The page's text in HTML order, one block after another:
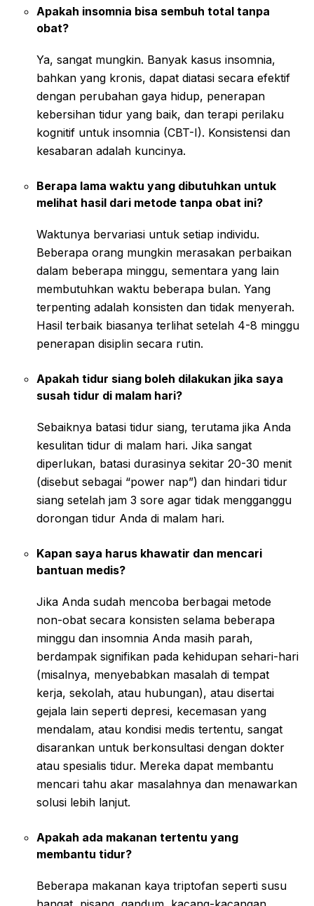
Apakah insomnia bisa sembuh total tanpa
obat?
Ya, sangat mungkin. Banyak kasus insomnia,
bahkan yang kronis, dapat diatasi secara efektif
dengan perubahan gaya hidup, penerapan
kebersihan tidur yang baik, dan terapi perilaku
kognitif untuk insomnia (CBT-I). Konsistensi dan
kesabaran adalah kuncinya.
Berapa lama waktu yang dibutuhkan untuk
melihat hasil dari metode tanpa obat ini?
Waktunya bervariasi untuk setiap individu.
Beberapa orang mungkin merasakan perbaikan
dalam beberapa minggu, sementara yang lain
membutuhkan waktu beberapa bulan. Yang
terpenting adalah konsisten dan tidak menyerah.
Hasil terbaik biasanya terlihat setelah 4-8 minggu
penerapan disiplin secara rutin.
Apakah tidur siang boleh dilakukan jika saya
susah tidur di malam hari?
Sebaiknya batasi tidur siang, terutama jika Anda
kesulitan tidur di malam hari. Jika sangat
diperlukan, batasi durasinya sekitar 20-30 menit
(disebut sebagai “power nap”) dan hindari tidur
siang setelah jam 3 sore agar tidak mengganggu
dorongan tidur Anda di malam hari.
Kapan saya harus khawatir dan mencari
bantuan medis?
Jika Anda sudah mencoba berbagai metode
non-obat secara konsisten selama beberapa
minggu dan insomnia Anda masih parah,
berdampak signifikan pada kehidupan sehari-hari
(misalnya, menyebabkan masalah di tempat
kerja, sekolah, atau hubungan), atau disertai
gejala lain seperti depresi, kecemasan yang
mendalam, atau kondisi medis tertentu, sangat
disarankan untuk berkonsultasi dengan dokter
atau spesialis tidur. Mereka dapat membantu
mencari tahu akar masalahnya dan menawarkan
solusi lebih lanjut.
Apakah ada makanan tertentu yang
membantu tidur?
Beberapa makanan kaya triptofan seperti susu